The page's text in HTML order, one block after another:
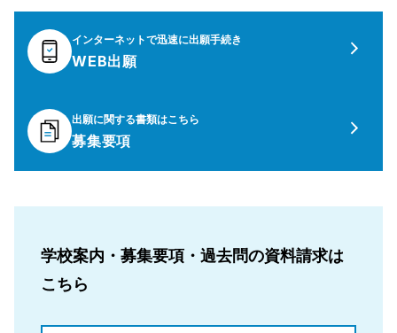
インターネットで迅速に出願手続き
WEB出願
出願に関する書類はこちら
募集要項
学校案内・募集要項・過去問の資料請求は
こちら